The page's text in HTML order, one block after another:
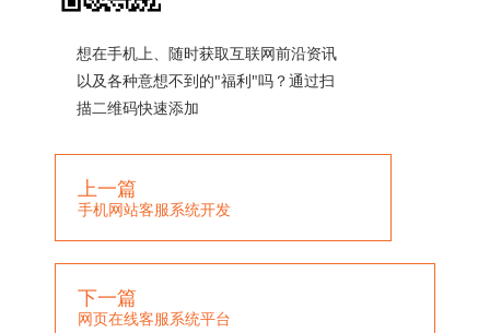
想在手机上、随时获取互联网前沿资讯
以及各种意想不到的"福利"吗？通过扫
描二维码快速添加
上一篇
手机网站客服系统开发
下一篇
网页在线客服系统平台